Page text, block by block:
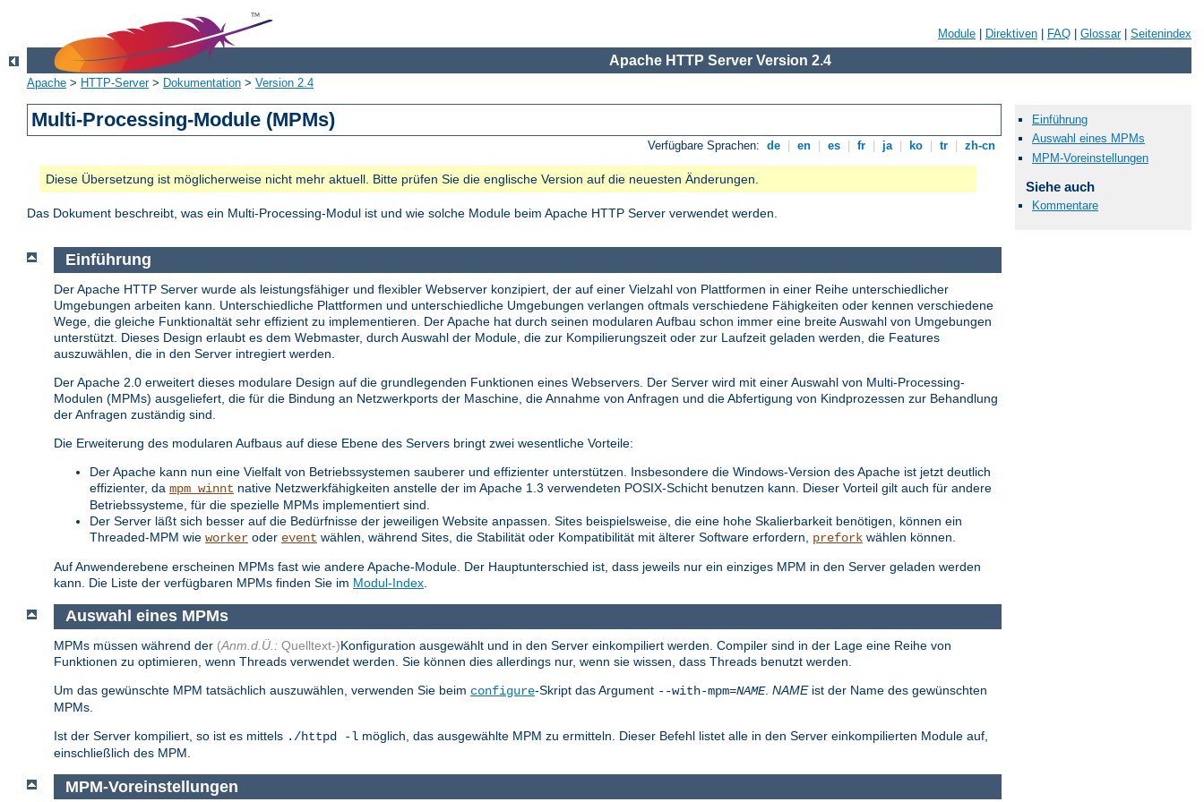
Module Direktiven FAQ Glossar| Seitenindex
Apache HTTP Server Version 2.4
Apache > HTTP-Server> Dokumentation > Version 2.4
Multi-Processing-Module (MPMs)
Verfügbare Sprachen: de en es fr ja ko tr zh-cn
Diese Übersetzung ist möglicherweise nicht mehr aktuell. Bitte prüfen Sie die englische Version auf die neuesten Änderungen.
Das Dokument beschreibt, was ein Multi-Processing-Modul ist und wie solche Module beim Apache HTTP Server verwendet werden.
Einführung
Auswahl eines MPMs
MPM-Voreinstellungen
Siehe auch
Kommentare
Einführung
Der Apache HTTP Server wurde als leistungsfähiger und flexibler Webserver konzipiert, der auf einer Vielzahl von Plattformen in einer Reihe unterschiedlicher
Umgebungen arbeiten kann. Unterschiedliche Plattformen und unterschiedliche Umgebungen verlangen oftmals verschiedene Fähigkeiten oder kennen verschiedene
Wege, die gleiche Funktionaltät sehr effizient zu implementieren. Der Apache hat durch seinen modularen Aufbau schon immer eine breite Auswahl von Umgebungen
unterstützt. Dieses Design erlaubt es dem Webmaster, durch Auswahl der Module, die zur Kompilierungszeit oder zur Laufzeit geladen werden, die Features
auszuwählen, die in den Server intregiert werden.
Der Apache 2.0 erweitert dieses modulare Design auf die grundlegenden Funktionen eines Webservers. Der Server wird mit einer Auswahl von Multi-Processing-
Modulen (MPMs) ausgeliefert, die für die Bindung an Netzwerkports der Maschine, die Annahme von Anfragen und die Abfertigung von Kindprozessen zur Behandlung
der Anfragen zuständig sind.
Die Erweiterung des modularen Aufbaus auf diese Ebene des Servers bringt zwei wesentliche Vorteile:
Der Apache kann nun eine Vielfalt von Betriebssystemen sauberer und effizienter unterstützen. Insbesondere die Windows-Version des Apache ist jetzt deutlich
effizienter, da mpm_winnt native Netzwerkfähigkeiten anstelle der im Apache 1.3 verwendeten POSIX-Schicht benutzen kann. Dieser Vorteil gilt auch für andere
Betriebssysteme, für die spezielle MPMs implementiert sind.
Der Server läßt sich besser auf die Bedürfnisse der jeweiligen Website anpassen. Sites beispielsweise, die eine hohe Skalierbarkeit benötigen, können ein
Threaded-MPM wie worker oder event wählen, während Sites, die Stabilität oder Kompatibilität mit älterer Software erfordern, prefork wählen können.
Auf Anwenderebene erscheinen MPMs fast wie andere Apache-Module. Der Hauptunterschied ist, dass jeweils nur ein einziges MPM in den Server geladen werden
kann. Die Liste der verfügbaren MPMs finden Sie im Modul-Index
Auswahl eines MPMs
MPMs müssen während der (Anm.d.Ü.: Quelltext-)Konfiguration ausgewählt und in den Server einkompiliert werden. Compiler sind in der Lage eine Reihe von
Funktionen zu optimieren, wenn Threads verwendet werden. Sie können dies allerdings nur, wenn sie wissen, dass Threads benutzt werden.
Um das gewünschte MPM tatsächlich auszuwählen, verwenden Sie beim configure-Skript das Argument --with-mpm=NAME. NAMEist der Name des gewünschten
MPMs.
Ist der Server kompiliert, so ist es mittels ./httpd -l möglich, das ausgewählte MPM zu ermitteln. Dieser Befehl listet alle in den Server einkompilierten Module auf,
einschließlich des MPM.
MPM-Voreinstellungen